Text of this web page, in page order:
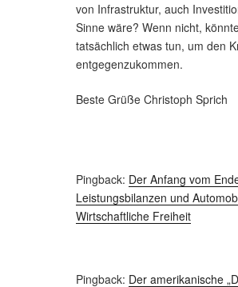
von Infrastruktur, auch
Sinne wäre? Wenn nicht,
tatsächlich etwas tun, um den
entgegenzukommen.
Beste Grüße Christoph Sprich
Pingback: Der Anfang vom
Leistungsbilanzen und
Wirtschaftliche Freiheit
Pingback: Der amerikanische